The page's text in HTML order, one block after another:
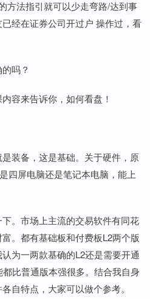
方法指引就可以少走弯路/达到事
经在证券公司开过户 操作过，看
吗？
容来告诉你，如何看盘！
装备，这是基础。关于硬件，原
四屏电脑还是笔记本电脑，能上
。市场上主流的交易软件有同花
。都有基础板和付费板L2两个版
为一两款基确的L2还是需要开通
比普通版本强很多。结合我自身
自特点，大家可以做个参考。